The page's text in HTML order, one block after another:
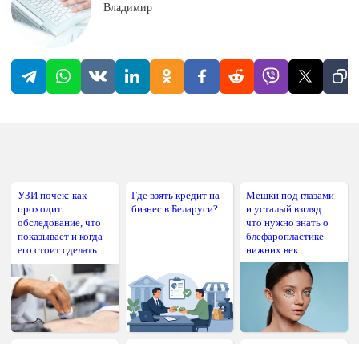
Владимир
УЗИ почек: как
проходит
обследование, что
показывает и когда
его стоит сделать
Где взять кредит на
бизнес в Беларуси?
Мешки под глазами
и усталый взгляд:
что нужно знать о
блефаропластике
нижних век